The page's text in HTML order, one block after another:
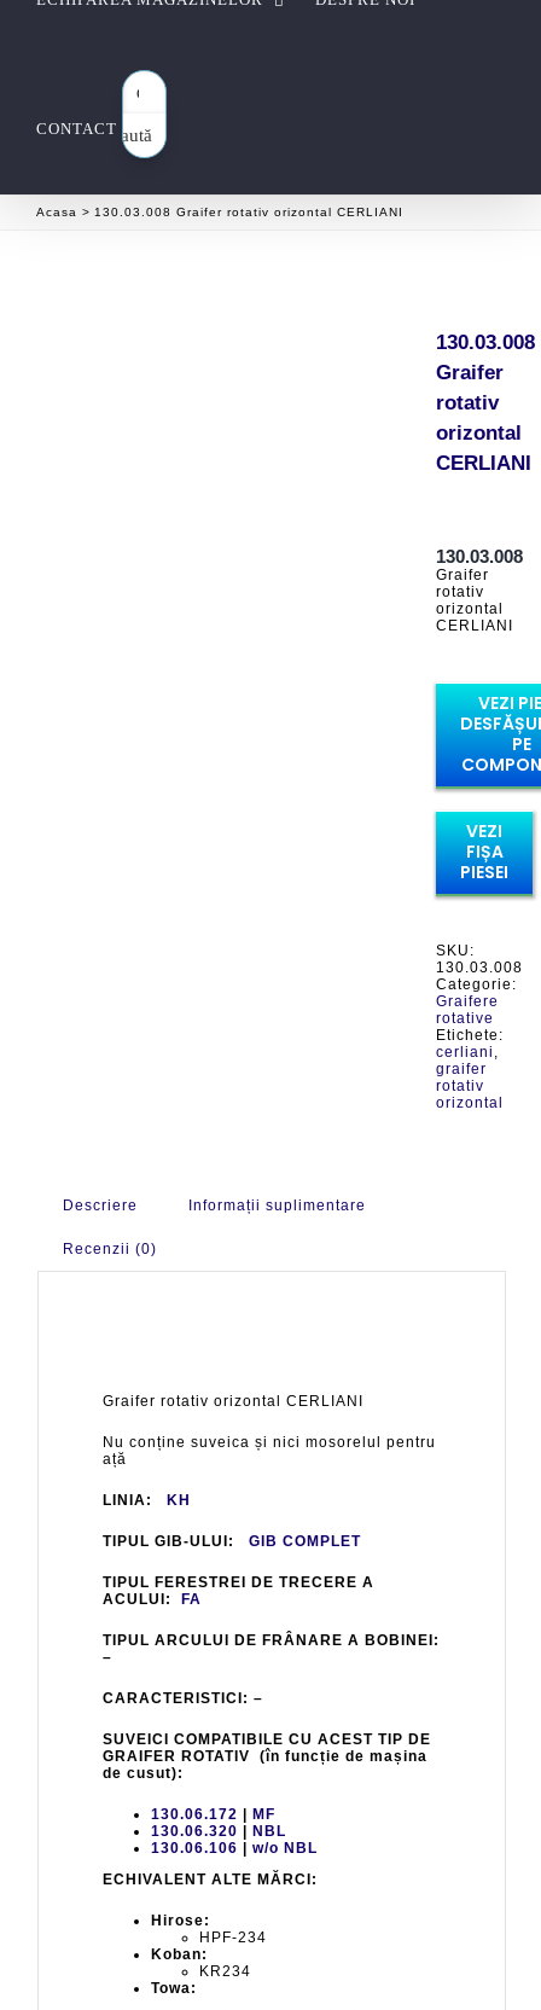
CONTACTCaută
Acasa 130.03.008 Graifer rotativ orizontal CERLIANI
130.03.008
Graifer
rotativ
orizontal
CERLIANI
130.03.008
Graifer
rotativ
orizontal
CERLIANI
VEZI
PE
VEZI
FIȘA
PIESEI
SKU:
130.03.008
Categorie:
Graifere
rotative
Etichete:
cerliani ,
graifer
rotativ
orizontal
Descriere Informații suplimentare
Recenzii (0)
Graifer rotativ orizontal CERLIANI
Nu conține suveica și nici mosorelul pentru
ață
LINIA: KH
TIPUL GIB-ULUI:GIB COMPLET
TIPUL FERESTREI DE TRECERE A
ACULUI:
FA
TIPUL ARCULUI DE FRÂNARE A BOBINEI:
–
CARACTERISTICI: –
SUVEICI COMPATIBILE CU ACEST TIP DE
GRAIFER ROTATIV (în funcție de mașina
de cusut):
130.06.172
MF
130.06.320
NBL
130.06.106 |w/o NBL
ECHIVALENT ALTE MĂRCI:
Hirose:
HPF-234
Koban:
KR234
Towa: